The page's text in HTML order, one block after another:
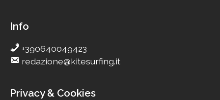
Info
+390640049423
redazione@kitesurfing.it
Privacy & Cookies